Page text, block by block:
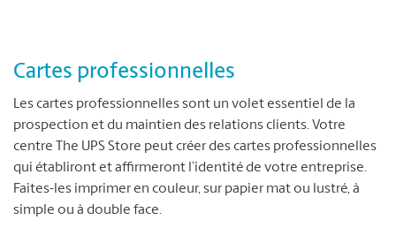
Cartes professionnelles
Les cartes professionnelles sont un volet essentiel de la
prospection et du maintien des relations clients. Votre
centre The UPS Store peut créer des cartes professionnelles
qui établiront et affirmeront l’identité de votre entreprise.
Faites-les imprimer en couleur, sur papier mat ou lustré, à
simple ou à double face.